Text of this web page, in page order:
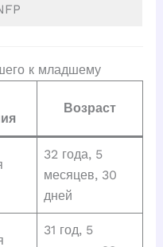
к младшему
Возраст
32 года, 5
месяцев, 30
дней
31 год, 5